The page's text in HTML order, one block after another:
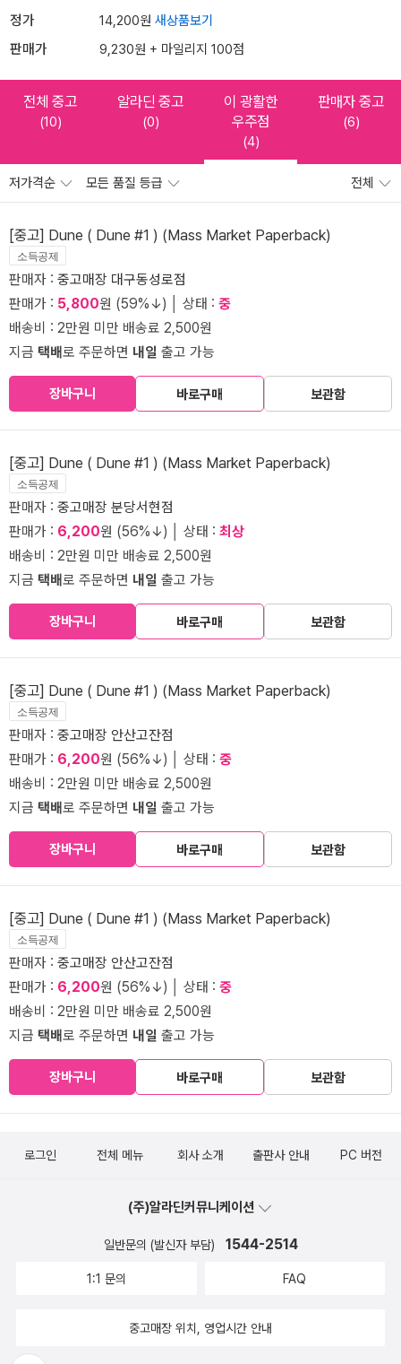
정가 14,200원 새상품보기
판매가 9,230원 + 마일리지 100점
전체 중고
(10)
알라딘 중고
(0)
이 광활한
우주점
(4)
판매자 중고
(6)
저가격순 모든 품질 등급 전체
[중고] Dune ( Dune #1 ) (Mass Market Paperback)
소득공제
판매자 : 중고매장 대구동성로점
판매가 : 5,800원 (59%↓) │ 상태 : 중
배송비 : 2만원 미만 배송료 2,500원
지금 택배로 주문하면 내일 출고 가능
장바구니 바로구매 보관함
[중고] Dune ( Dune #1 ) (Mass Market Paperback)
소득공제
판매자 : 중고매장 분당서현점
판매가 : 6,200원 (56%↓) │ 상태 : 최상
배송비 : 2만원 미만 배송료 2,500원
지금 택배로 주문하면 내일 출고 가능
장바구니 바로구매 보관함
[중고] Dune ( Dune #1 ) (Mass Market Paperback)
소득공제
판매자 : 중고매장 안산고잔점
판매가 : 6,200원 (56%↓) │ 상태 : 중
배송비 : 2만원 미만 배송료 2,500원
지금 택배로 주문하면 내일 출고 가능
장바구니 바로구매 보관함
[중고] Dune ( Dune #1 ) (Mass Market Paperback)
소득공제
판매자 : 중고매장 안산고잔점
판매가 : 6,200원 (56%↓) │ 상태 : 중
배송비 : 2만원 미만 배송료 2,500원
지금 택배로 주문하면 내일 출고 가능
장바구니 바로구매 보관함
로그인 전체 메뉴 회사 소개 출판사 안내 PC 버전
(주)알라딘커뮤니케이션
일반문의 (발신자 부담) 1544-2514
1:1 문의 FAQ
중고매장 위치, 영업시간 안내